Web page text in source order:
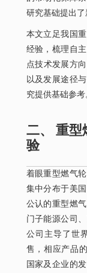
研究基础提出了
本文立足我国
经验，梳理自
点技术发展方
以及发展途径
究提供基础参考
二、 重型
验
着眼重型燃气
集中分布于美
公认的重型燃
门子能源公司
公司主导了世
售，相应产品
国家及企业的